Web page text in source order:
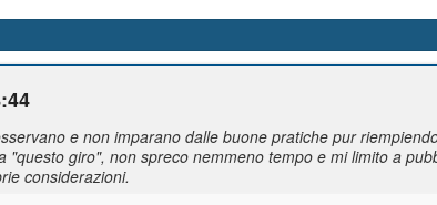
e non imparano dalle buone pratiche pur
giro", non spreco nemmeno tempo e mi limito a
considerazioni.